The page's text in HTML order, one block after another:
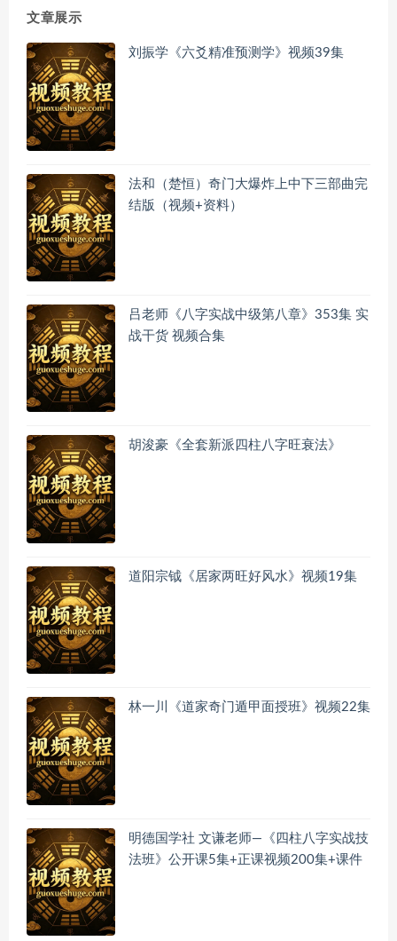
文章展示
刘振学《六爻精准预测学》视频39集
法和（楚恒）奇门大爆炸上中下三部曲完
结版（视频+资料）
吕老师《八字实战中级第八章》353集 实
战干货 视频合集
胡浚豪《全套新派四柱八字旺衰法》
道阳宗钺《居家两旺好风水》视频19集
林一川《道家奇门遁甲面授班》视频22集
明德国学社 文谦老师—《四柱八字实战技
法班》公开课5集+正课视频200集+课件